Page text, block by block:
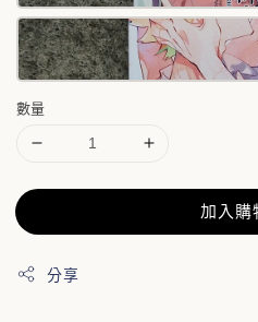
數量
加入購
分享